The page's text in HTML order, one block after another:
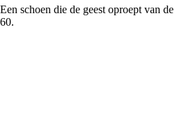
Een schoen die de geest oproept van
60.